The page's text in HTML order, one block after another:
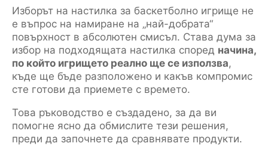
Изборът на настилка за баскетболно игрище не
е въпрос на намиране на „най-добрата“
повърхност в абсолютен смисъл. Става дума за
избор на подходящата настилка според начина,
по който игрището реално ще се използва,
къде ще бъде разположено и какъв компромис
сте готови да приемете с времето.
Това ръководство е създадено, за да ви
помогне ясно да обмислите тези решения,
преди да започнете да сравнявате продукти.